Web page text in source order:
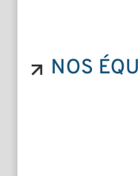
NOS